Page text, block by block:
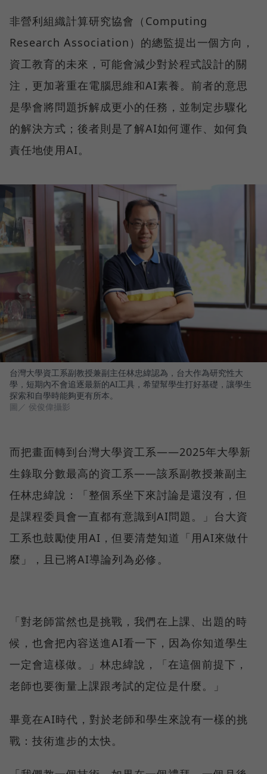
非營利組織計算研究協會（Computing
Research Association）的總監提出一個方向，
資工教育的未來，可能會減少對於程式設計的關
注，更加著重在電腦思維和AI素養。前者的意思
是學會將問題拆解成更小的任務，並制定步驟化
的解決方式；後者則是了解AI如何運作、如何負
責任地使用AI。
台灣大學資工系副教授兼副主任林忠緯認為，台大作為研究性大
學，短期內不會追逐最新的AI工具，希望幫學生打好基礎，讓學生
探索和自學時能夠更有所本。
圖／ 侯俊偉攝影
而把畫面轉到台灣大學資工系——2025年大學新
生錄取分數最高的資工系——該系副教授兼副主
任林忠緯說：「整個系坐下來討論是還沒有，但
是課程委員會一直都有意識到AI問題。」台大資
工系也鼓勵使用AI，但要清楚知道「用AI來做什
麼」，且已將AI導論列為必修。
「對老師當然也是挑戰，我們在上課、出題的時
候，也會把內容送進AI看一下，因為你知道學生
一定會這樣做。」林忠緯說，「在這個前提下，
老師也要衡量上課跟考試的定位是什麼。」
畢竟在AI時代，對於老師和學生來說有一樣的挑
戰：技術進步的太快。